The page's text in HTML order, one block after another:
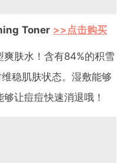
Toner >>点击购买
肤水！含有84%的积雪
稳肌肤状态。湿敷能够
让痘痘快速消退哦！